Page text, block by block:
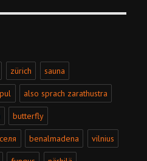
zürich sauna
also sprach zarathustra
butterfly
benalmadena vilnius